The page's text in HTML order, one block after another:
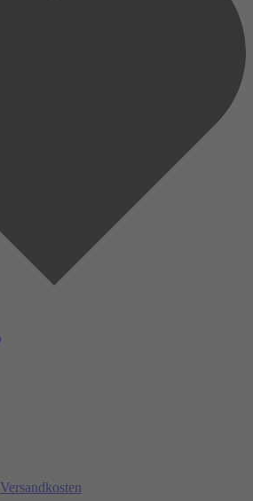
Versandkosten